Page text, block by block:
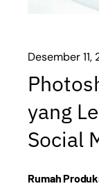
Desember 11,
yang
Social
Rumah